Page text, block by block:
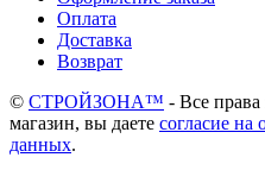
Оплата
Доставка
Возврат
© СТРОЙЗОНА™ - Все
магазин, вы даете согласие на
данных.